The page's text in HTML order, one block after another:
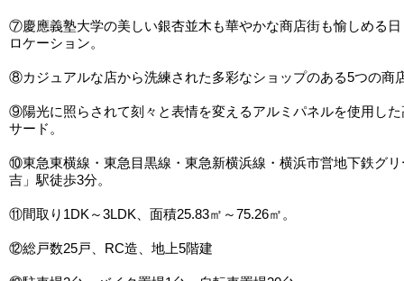
⑦慶應義塾大学の美しい銀杏並木も華やかな商店街も愉しめる
ロケーション。
⑧カジュアルな店から洗練された多彩なショップのある5つの商
⑨陽光に照らされて刻々と表情を変えるアルミパネルを使用し
サード。
⑩東急東横線・東急目黒線・東急新横浜線・横浜市営地下鉄グ
吉」駅徒歩3分。
⑪間取り1DK～3LDK、面積25.83㎡～75.26㎡。
⑫総戸数25戸、RC造、地上5階建